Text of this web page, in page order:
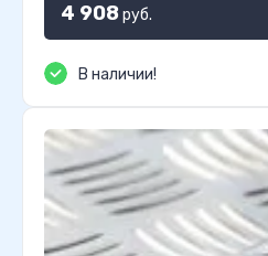
4 908руб.
В наличии!